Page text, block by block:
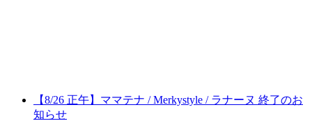
【8/26 正午】ママテナ / Merkystyle / ラナーヌ 終了のお
知らせ